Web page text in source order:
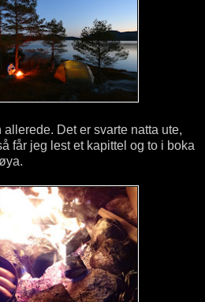
Det er svarte natta ute,
får jeg lest et kapittel og to i boka